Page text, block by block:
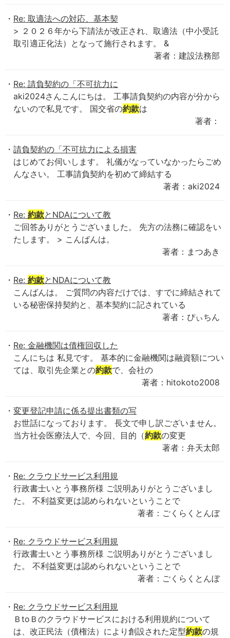
Re: 取適法への対応、基本契
> ２０２６年から下請法が改正され、取適法（中小受託
取引適正化法）となって施行されます。 &
著者：建設法務部
Re: 請負契約の「不可抗力に
aki2024さんこんにちは。 工事請負契約の内容が分から
ないので私見です。 国交省の約款は
著者：
請負契約の「不可抗力による損害
はじめてお伺いします。 礼儀がなっていなかったらごめ
んなさい。 工事請負契約を初めて締結する
著者：aki2024
Re: 約款とNDAについて教
ご回答ありがとうございました。 先方の法務に確認をい
たします。 > こんばんは。
著者：まつあき
Re: 約款とNDAについて教
こんばんは。 ご質問の内容だけでは、すでに締結されて
いる秘密保持契約と、基本契約に記されている
著者：ぴぃちん
Re: 金融機関は債権回収した
こんにちは 私見です。 基本的に金融機関は融資額につい
ては、取引先企業との約款で、会社の
著者：hitokoto2008
変更登記申請に係る提出書類の写
お世話になっております。 長文で申し訳ございません。
当方社会医療法人で、今回、目的（約款の変更
著者：弁天太郎
Re: クラウドサービス利用規
行政書士いとう事務所様 ご説明ありがとうございまし
た。 不利益変更は認められないということで
著者：ごくらくとんぼ
Re: クラウドサービス利用規
行政書士いとう事務所様 ご説明ありがとうございまし
た。 不利益変更は認められないということで
著者：ごくらくとんぼ
Re: クラウドサービス利用規
ＢtoＢのクラウドサービスにおける利用規約について
は、改正民法（債権法）により創設された定型約款の規